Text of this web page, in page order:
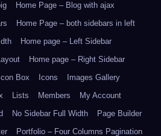
Home Page – Blog with ajax
Home Page – both sidebars in left
Home page – Left Sidebar
Home page – Right Sidebar
Icon Box Icons
Images Gallery
Lists Members
My Account
No Sidebar Full Width
Page Builder
Portfolio – Four Columns Pagination